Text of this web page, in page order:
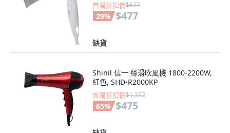
首購折扣價$677
29% $477
缺貨
Shinil 信一 絲滑吹風機 1800-2200W,
紅色, SHD-R2000KP
首購折扣價$1,372
65% $475